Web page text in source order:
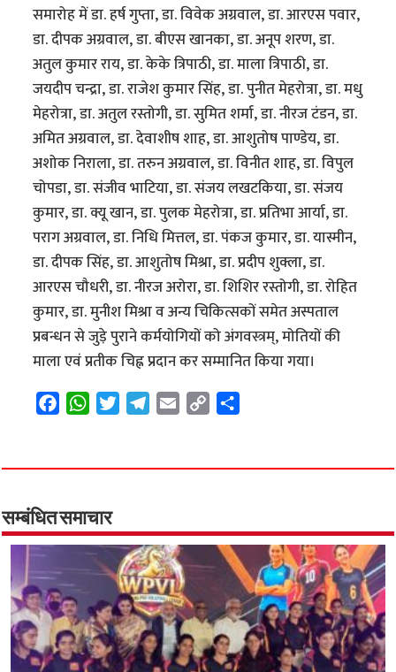
समारोह में डा. हर्ष गुप्ता, डा. विवेक अग्रवाल, डा. आरएस पवार,
डा. दीपक अग्रवाल, डा. बीएस खानका, डा. अनूप शरण, डा.
अतुल कुमार राय, डा. केके त्रिपाठी, डा. माला त्रिपाठी, डा.
जयदीप चन्द्रा, डा. राजेश कुमार सिंह, डा. पुनीत मेहरोत्रा, डा. मधु
मेहरोत्रा, डा. अतुल रस्तोगी, डा. सुमित शर्मा, डा. नीरज टंडन, डा.
अमित अग्रवाल, डा. देवाशीष शाह, डा. आशुतोष पाण्डेय, डा.
अशोक निराला, डा. तरुन अग्रवाल, डा. विनीत शाह, डा. विपुल
चोपडा, डा. संजीव भाटिया, डा. संजय लखटकिया, डा. संजय
कुमार, डा. क्यू खान, डा. पुलक मेहरोत्रा, डा. प्रतिभा आर्या, डा.
पराग अग्रवाल, डा. निधि मित्तल, डा. पंकज कुमार, डा. यास्मीन,
डा. दीपक सिंह, डा. आशुतोष मिश्रा, डा. प्रदीप शुक्ला, डा.
आरएस चौधरी, डा. नीरज अरोरा, डा. शिशिर रस्तोगी, डा. रोहित
कुमार, डा. मुनीश मिश्रा व अन्य चिकित्सकों समेत अस्पताल
प्रबन्धन से जुड़े पुराने कर्मयोगियों को अंगवस्त्रम्, मोतियों की
माला एवं प्रतीक चिह्न प्रदान कर सम्मानित किया गया।
e
o
o
W
t
A
p
t
r
e
a
m
i
y
n
k
r
सम्बंधित समाचार